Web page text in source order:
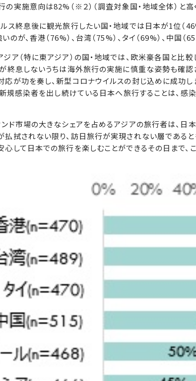
実施意向は82%（※２）（調査対象国・地域全体）と高
ス終息後に観光旅行したい国・地域では日本が1位（
が、香港（76%）、台湾（75%）、タイ（69%）、中国（
ア（特に東アジア）の国・地域では、欧米豪各国と比
が終息しないうちは海外旅行の実施に慎重な姿勢も確
が功を奏し、新型コロナウイルスの封じ込めに成功し
規感染者を出し続けている日本へ旅行することは、感
ンド市場の大きなシェアを占めるアジアの旅行者は、日
払拭されない限り、訪日旅行が実現されない層である
して日本での旅行を楽しむことができるその日まで